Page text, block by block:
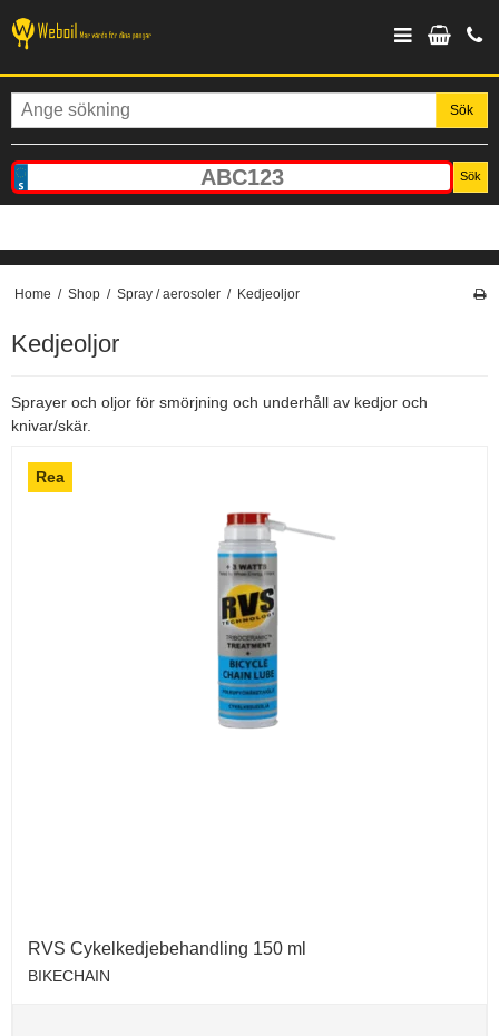
Sök
Sök
Home / Shop / Spray / aerosoler / Kedjeoljor
Kedjeoljor
Sprayer och oljor för smörjning och underhåll av kedjor och
knivar/skär.
Rea
RVS Cykelkedjebehandling 150 ml
BIKECHAIN